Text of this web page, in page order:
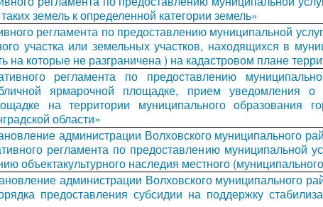
земель к определенной категории земель»
регламента по предоставлению муниципальной
участка или земельных участков, находящихся в
на которые не разграничена ) на кадастровом плане
регламента по предоставлению
ярмарочной площадке, прием уведомления
на территории муниципального образования
области»
администрации Волховского муниципального
регламента по предоставлению муниципальной
объектакультурного наследия местного
администрации Волховского муниципального
предоставления субсидии на поддержку